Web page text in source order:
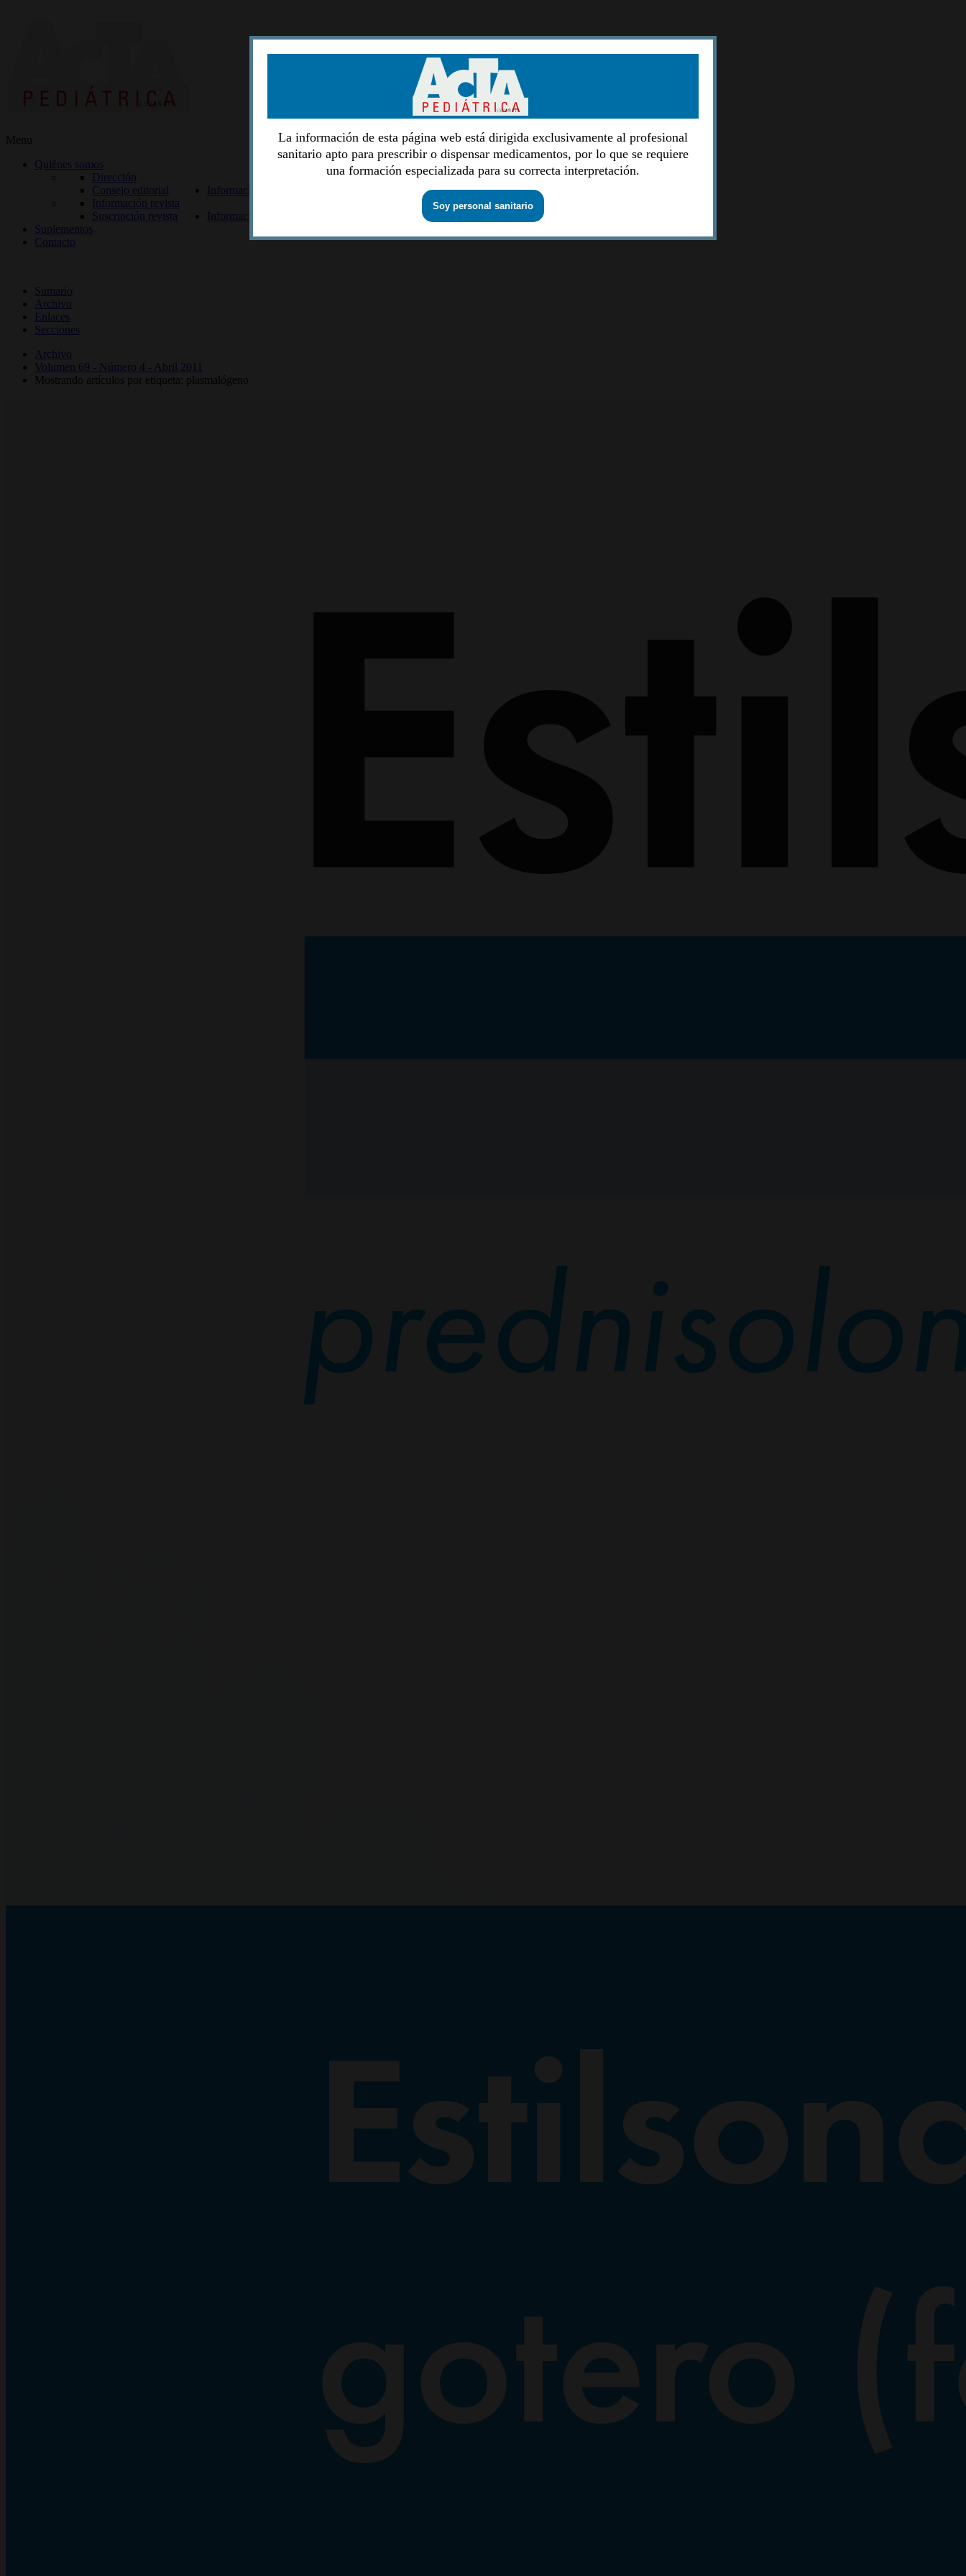
Menu
Quiénes somos
Dirección
Consejo editorial
Información lectores
Información revista
Suscripción revista
Información autores
Suplementos
Contacto
Sumario
Archivo
Enlaces
Secciones
Archivo
Volumen 69 - Número 4 - Abril 2011
Mostrando artículos por etiqueta: plasmalógeno
La información de esta página web está dirigida exclusivamente al profesional
sanitario apto para prescribir o dispensar medicamentos, por lo que se requiere
una formación especializada para su correcta interpretación.
Soy personal sanitario